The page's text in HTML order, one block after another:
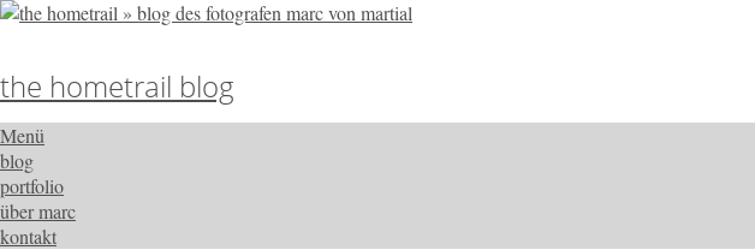
the hometrail blog
Menü
blog
portfolio
über marc
kontakt